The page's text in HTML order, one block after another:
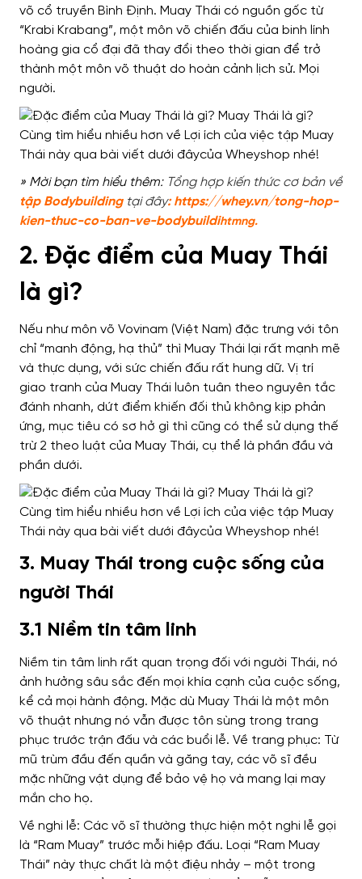
võ cổ truyền Bình Định. Muay Thái có nguồn gốc từ
“Krabi Krabang”, một môn võ chiến đấu của binh lính
hoàng gia cổ đại đã thay đổi theo thời gian để trở
thành một môn võ thuật do hoàn cảnh lịch sử. Mọi
người.
» Mời bạn tìm hiểu thêm: Tổng hợp kiến thức cơ bản về
tập Bodybuilding tại đây:https://whey.vn/tong-hop-
kien-thuc-co-ban-ve-bodybuildihtmng.
2. Đặc điểm của Muay Thái
là gì?
Nếu như môn võ Vovinam (Việt Nam) đặc trưng với tôn
chỉ “manh động, hạ thủ” thì Muay Thái lại rất mạnh mẽ
và thực dụng, với sức chiến đấu rất hung dữ. Vị trí
giao tranh của Muay Thái luôn tuân theo nguyên tắc
đánh nhanh, dứt điểm khiến đối thủ không kịp phản
ứng, mục tiêu có sơ hở gì thì cũng có thể sử dụng thế
trừ 2 theo luật của Muay Thái, cụ thể là phần đầu và
phần dưới.
3. Muay Thái trong cuộc sống của
người Thái
3.1 Niềm tin tâm linh
Niềm tin tâm linh rất quan trọng đối với người Thái, nó
ảnh hưởng sâu sắc đến mọi khía cạnh của cuộc sống,
kể cả mọi hành động. Mặc dù Muay Thái là một môn
võ thuật nhưng nó vẫn được tôn sùng trong trang
phục trước trận đấu và các buổi lễ. Về trang phục: Từ
mũ trùm đầu đến quần và găng tay, các võ sĩ đều
mặc những vật dụng để bảo vệ họ và mang lại may
mắn cho họ.
Về nghi lễ: Các võ sĩ thường thực hiện một nghi lễ gọi
là “Ram Muay” trước mỗi hiệp đấu. Loại “Ram Muay
Thái” này thực chất là một điệu nhảy – một trong